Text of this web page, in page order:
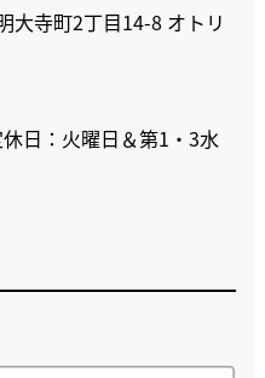
大寺町2丁目14-8 オトリ
日：火曜日＆第1・3水